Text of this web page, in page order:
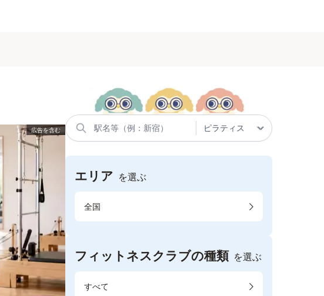
エリア を選ぶ
全国
フィットネスクラブの種類 を選ぶ
すべて